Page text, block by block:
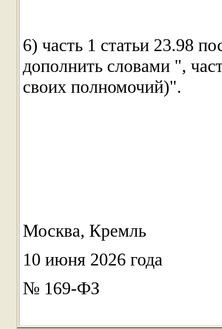
6) часть 1 статьи 23.98
дополнить словами ",
своих полномочий)".
Москва, Кремль
10 июня 2026 года
№ 169-ФЗ